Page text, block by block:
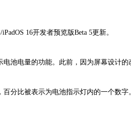
16开发者预览版Beta 5更新。
电池电量的功能。此前，因为屏幕设计
百分比被表示为电池指示灯内的一个数